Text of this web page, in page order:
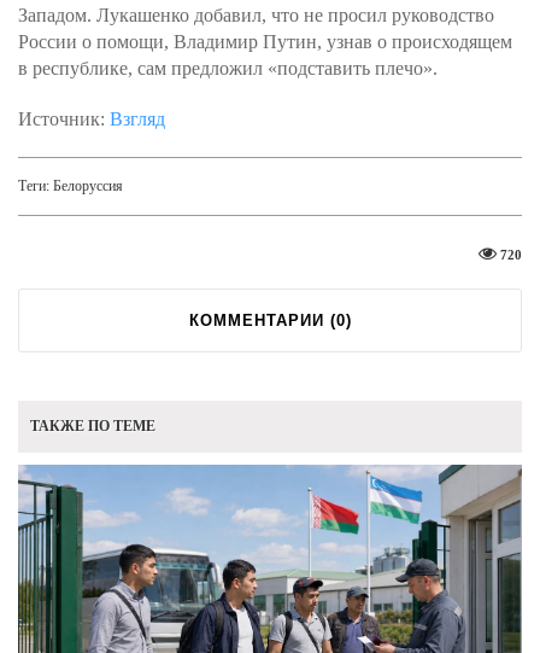
Западом. Лукашенко добавил, что не просил руководство
России о помощи, Владимир Путин, узнав о происходящем
в республике, сам предложил «подставить плечо».
Источник: Взгляд
Теги: Белоруссия
720
КОММЕНТАРИИ (0)
ТАКЖЕ ПО ТЕМЕ